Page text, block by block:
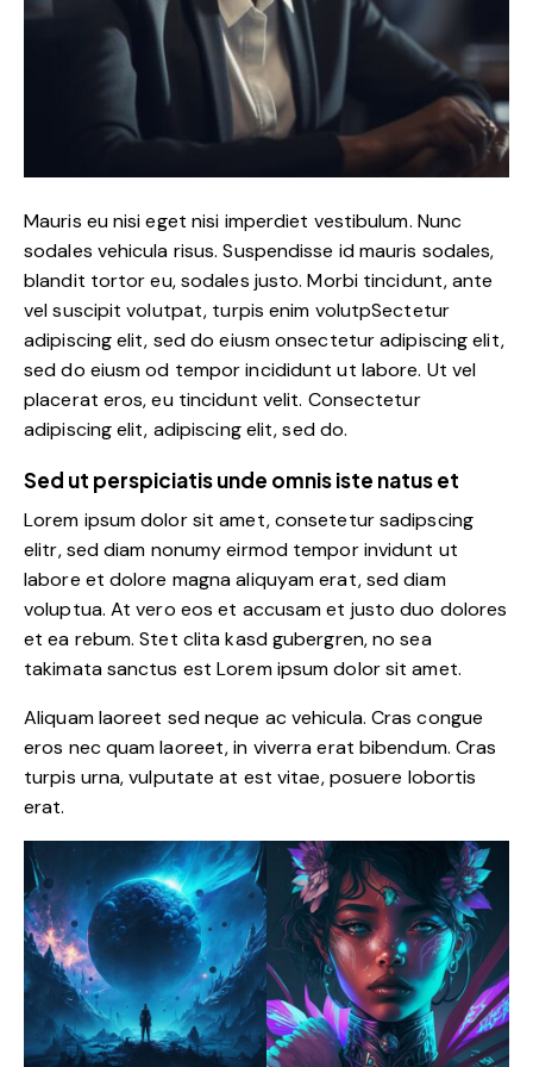
Mauris eu nisi eget nisi imperdiet vestibulum. Nunc
sodales vehicula risus. Suspendisse id mauris sodales,
blandit tortor eu, sodales justo. Morbi tincidunt, ante
vel suscipit volutpat, turpis enim volutpSectetur
adipiscing elit, sed do eiusm onsectetur adipiscing elit,
sed do eiusm od tempor incididunt ut labore. Ut vel
placerat eros, eu tincidunt velit. Consectetur
adipiscing elit, adipiscing elit, sed do.
Sed ut perspiciatis unde omnis iste natus et
Lorem ipsum dolor sit amet, consetetur sadipscing
elitr, sed diam nonumy eirmod tempor invidunt ut
labore et dolore magna aliquyam erat, sed diam
voluptua. At vero eos et accusam et justo duo dolores
et ea rebum. Stet clita kasd gubergren, no sea
takimata sanctus est Lorem ipsum dolor sit amet.
Aliquam laoreet sed neque ac vehicula. Cras congue
eros nec quam laoreet, in viverra erat bibendum. Cras
turpis urna, vulputate at est vitae, posuere lobortis
erat.